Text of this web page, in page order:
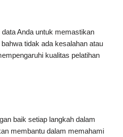
Anda untuk memastikan
tidak ada kesalahan atau
kualitas pelatihan
baik setiap langkah dalam
membantu dalam memahami